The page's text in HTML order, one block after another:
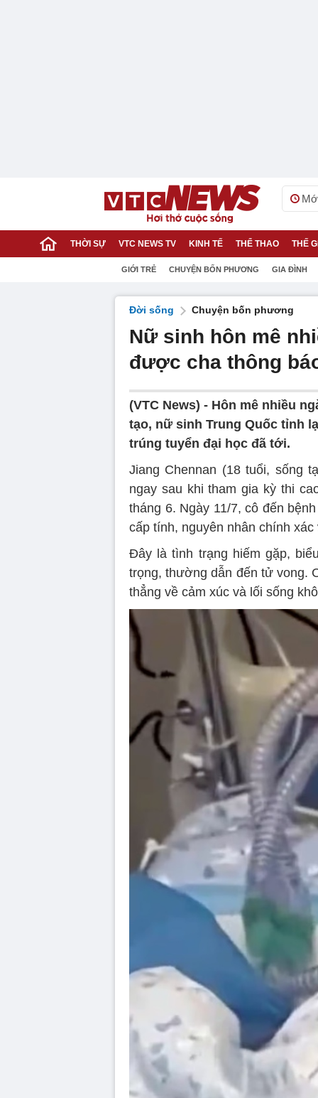
THỜI SỰ VTC NEWS TV KINH TẾ THỂ THAO THẾ
GIỚI TRẺ CHUYỆN BỐN PHƯƠNG GIA ĐÌNH
Đời sống Chuyện bốn phương
Nữ sinh hôn mê
được cha thông
(VTC News) - Hôn mê nhiều
tạo, nữ sinh Trung Quốc tỉnh
trúng tuyển đại học đã tới.
Jiang Chennan (18 tuổi, sống
ngay sau khi tham gia kỳ thi
tháng 6. Ngày 11/7, cô đến
cấp tính, nguyên nhân chính
Đây là tình trạng hiếm gặp,
trọng, thường dẫn đến tử vong.
thẳng về cảm xúc và lối sống